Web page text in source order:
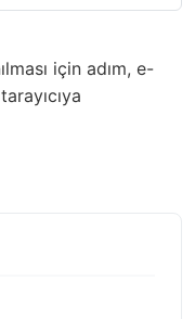
için adım, e-